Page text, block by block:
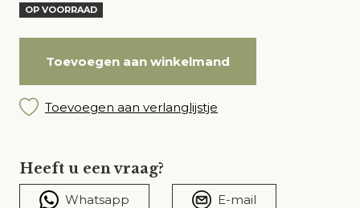
OP VOORRAAD
Toevoegen aan winkelmand
Toevoegen aan verlanglijstje
Heeft u een vraag?
Whatsapp E-mail